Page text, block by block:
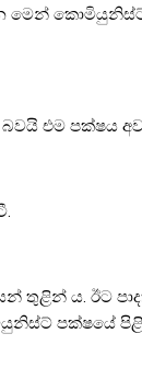
මෙන්
එම පක්ෂය
තුළින් ය. ඊට
පක්ෂයේ